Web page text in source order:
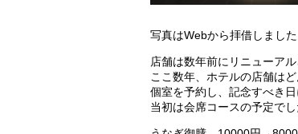
写真はWebから拝借しました
店舗は数年前にリニューア
ここ数年、ホテルの店舗は
個室を予約し、記念すべき日
当初は会席コースの予定で